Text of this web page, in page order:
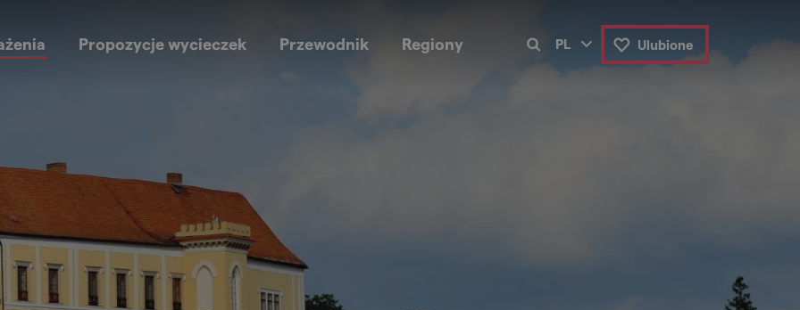
Propozycje wycieczek Przewodnik Regiony PL Ulubione